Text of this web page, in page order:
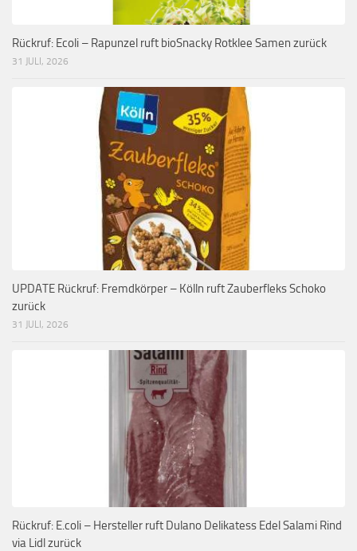
Rückruf: Ecoli – Rapunzel ruft bioSnacky Rotklee Samen zurück
31 JULI, 2026
UPDATE Rückruf: Fremdkörper – Kölln ruft Zauberfleks Schoko
zurück
31 JULI, 2026
Rückruf: E.coli – Hersteller ruft Dulano Delikatess Edel Salami Rind
via Lidl zurück